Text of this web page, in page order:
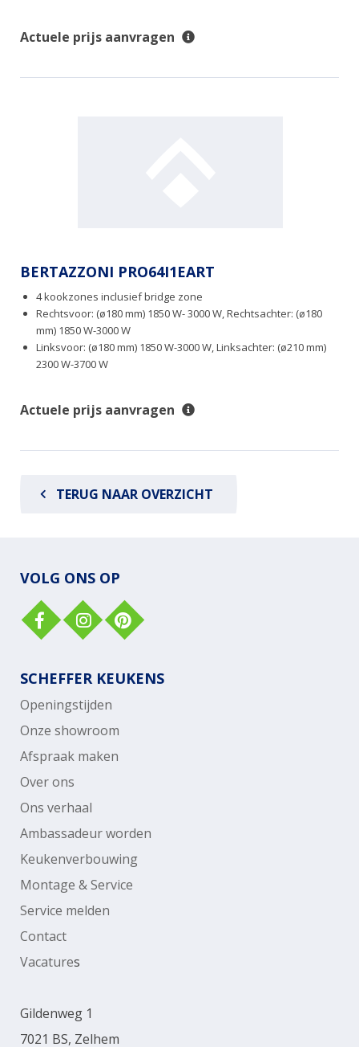
Actuele prijs aanvragen
BERTAZZONI PRO64I1EART
4 kookzones inclusief bridge zone
Rechtsvoor: (ø180 mm) 1850 W- 3000 W, Rechtsachter: (ø180
mm) 1850 W-3000 W
Linksvoor: (ø180 mm) 1850 W-3000 W, Linksachter: (ø210 mm)
2300 W-3700 W
Actuele prijs aanvragen
TERUG NAAR OVERZICHT
VOLG ONS OP
SCHEFFER KEUKENS
Openingstijden
Onze showroom
Afspraak maken
Over ons
Ons verhaal
Ambassadeur worden
Keukenverbouwing
Montage & Service
Service melden
Contact
Vacatures
Gildenweg 1
7021 BS, Zelhem